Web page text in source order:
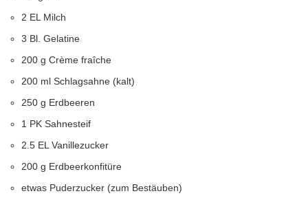
2 EL Milch
3 Bl. Gelatine
200 g Crème fraîche
200 ml Schlagsahne (kalt)
250 g Erdbeeren
1 PK Sahnesteif
2.5 EL Vanillezucker
200 g Erdbeerkonfitüre
etwas Puderzucker (zum Bestäuben)